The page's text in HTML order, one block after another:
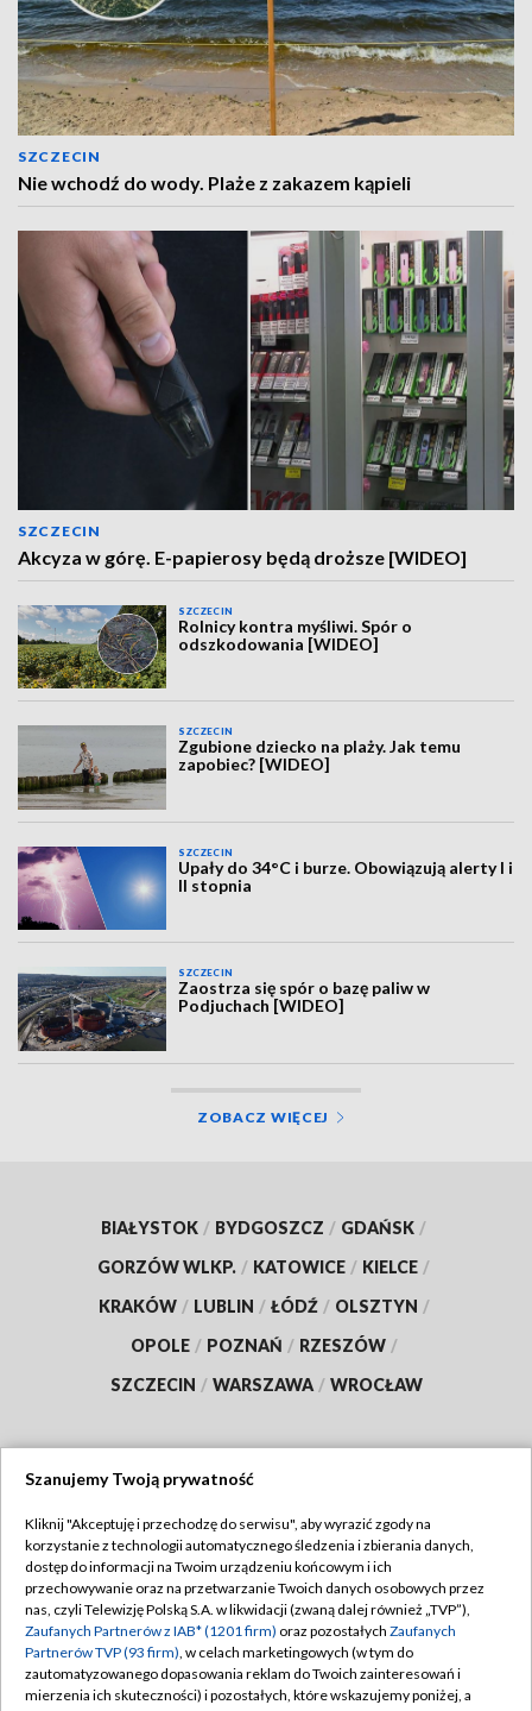
SZCZECIN
Nie wchodź do wody. Plaże z zakazem kąpieli
SZCZECIN
Akcyza w górę. E-papierosy będą droższe [WIDEO]
SZCZECIN
Rolnicy kontra myśliwi. Spór o
odszkodowania [WIDEO]
SZCZECIN
Zgubione dziecko na plaży. Jak temu
zapobiec? [WIDEO]
SZCZECIN
Upały do 34°C i burze. Obowiązują alerty I i
II stopnia
SZCZECIN
Zaostrza się spór o bazę paliw w
Podjuchach [WIDEO]
ZOBACZ WIĘCEJ
BIAŁYSTOK / BYDGOSZCZ / GDAŃSK /
GORZÓW WLKP. / KATOWICE / KIELCE /
KRAKÓW / LUBLIN / ŁÓDŹ / OLSZTYN /
OPOLE / POZNAŃ / RZESZÓW /
SZCZECIN / WARSZAWA / WROCŁAW
TVP
Abonament TVP
Emisja w TVP
Centrum informacji TVP
Naziemna Telewizja Cyfrowa
Regulamin TVP
Polityka prywatności
Moje zgody
Szanujemy Twoją prywatność
Kliknij "Akceptuję i przechodzę do serwisu", aby wyrazić zgody na
korzystanie z technologii automatycznego śledzenia i zbierania danych,
dostęp do informacji na Twoim urządzeniu końcowym i ich
przechowywanie oraz na przetwarzanie Twoich danych osobowych przez
nas, czyli Telewizję Polską S.A. w likwidacji (zwaną dalej również „TVP”),
Zaufanych Partnerów z IAB* (1201 firm) oraz pozostałych Zaufanych
Partnerów TVP (93 firm), w celach marketingowych (w tym do
zautomatyzowanego dopasowania reklam do Twoich zainteresowań i
mierzenia ich skuteczności) i pozostałych, które wskazujemy poniżej, a